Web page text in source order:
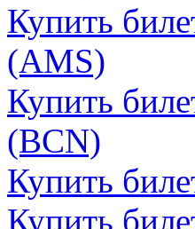
Купить
(AMS)
Купить
(BCN)
Купить
Купить